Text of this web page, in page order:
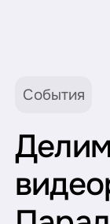
События